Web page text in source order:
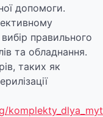
допомоги.
правильного
та обладнання.
таких як